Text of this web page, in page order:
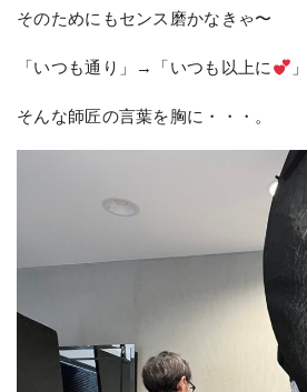
そのためにもセンス磨かなきゃ〜
「いつも通り」→「いつも以上に 」
そんな師匠の言葉を胸に・・・。